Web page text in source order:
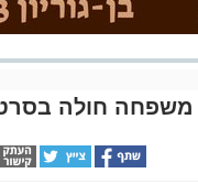
משפחה חולה